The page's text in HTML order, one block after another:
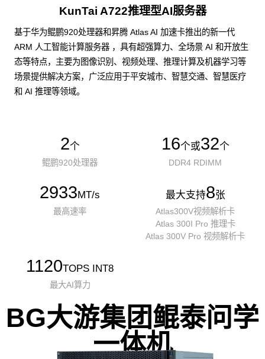
KunTai A722推理型AI服务器
基于华为鲲鹏920处理器和昇腾 Atlas AI 加速卡推出的新一代
ARM 人工智能计算服务器 ，具有超强算力、全场景 AI 和开放生
态等特点，主要为图像识别、视频处理、推理计算及机器学习等
场景提供解决方案，广泛应用于平安城市、智慧交通、智慧医疗
和 AI 推理等领域。
2个
鲲鹏920处理器
16个或32个
DDR4 RDIMM
2933MT/s
最高速率
最大支持8张
Atlas300V视频解析卡
Atlas 300I Pro 推理卡
Atlas 300V Pro 视频解析卡
1120TOPS INT8
最大AI算力
BG大游集团鲲泰问学
一体机